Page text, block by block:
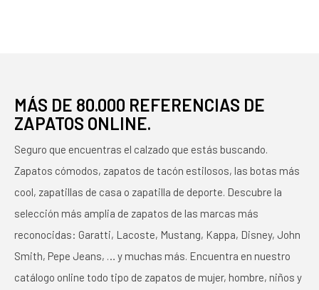
MÁS DE 80.000 REFERENCIAS DE
ZAPATOS ONLINE.
Seguro que encuentras el calzado que estás buscando.
Zapatos cómodos, zapatos de tacón estilosos, las botas más
cool, zapatillas de casa o zapatilla de deporte. Descubre la
selección más amplia de zapatos de las marcas más
reconocidas: Garatti, Lacoste, Mustang, Kappa, Disney, John
Smith, Pepe Jeans, … y muchas más. Encuentra en nuestro
catálogo online todo tipo de zapatos de mujer, hombre, niños y